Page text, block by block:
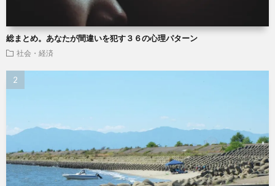
総まとめ。あなたが間違いを犯す３６の心理パターン
社会・経済